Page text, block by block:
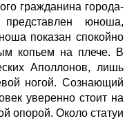
гражданина города-
юноша,
показан спокойно
копьем на плече. В
Аполлонов, лишь
ногой. Сознающий
уверенно стоит на
опорой. Около статуи